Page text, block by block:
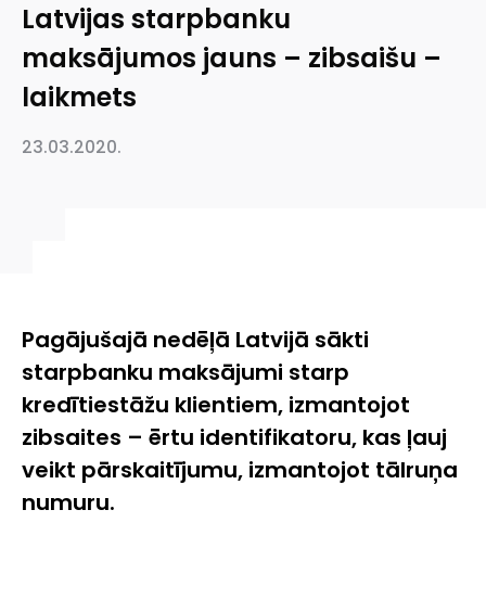
Latvijas starpbanku
maksājumos jauns – zibsaišu –
laikmets
23.03.2020.
Pagājušajā nedēļā Latvijā sākti
starpbanku maksājumi starp
kredītiestāžu klientiem, izmantojot
zibsaites – ērtu identifikatoru, kas ļauj
veikt pārskaitījumu, izmantojot tālruņa
numuru.